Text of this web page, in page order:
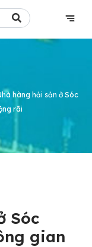
hàng hải sản ở Sóc
rãi
Sóc
gian